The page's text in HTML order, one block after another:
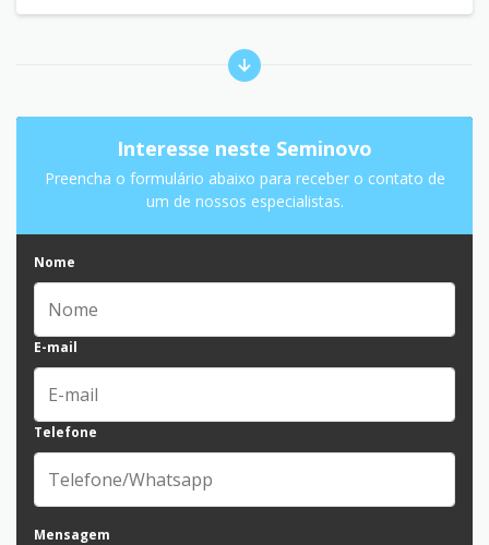
Interesse neste Seminovo
Preencha o formulário abaixo para receber o contato de
um de nossos especialistas.
Nome
E-mail
Telefone
Mensagem